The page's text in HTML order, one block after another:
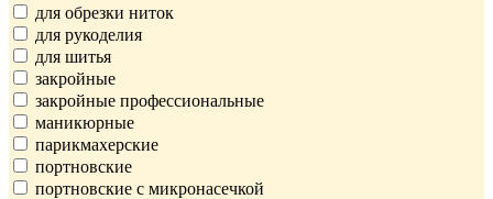
для обрезки ниток
для рукоделия
для шитья
закройные
закройные профессиональные
маникюрные
парикмахерские
портновские
портновские с микронасечкой